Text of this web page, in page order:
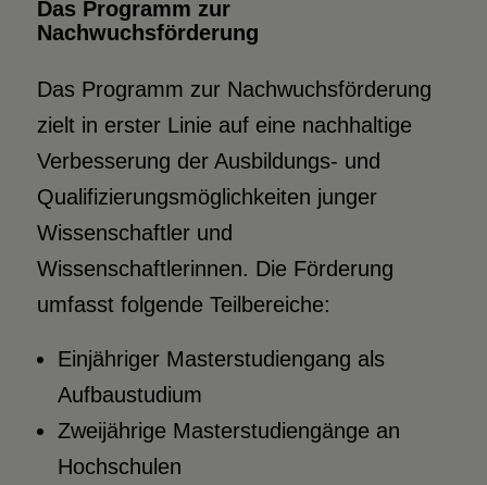
Das Programm zur
Nachwuchsförderung
Das Programm zur Nachwuchsförderung
zielt in erster Linie auf eine nachhaltige
Verbesserung der Ausbildungs- und
Qualifizierungsmöglichkeiten junger
Wissenschaftler und
Wissenschaftlerinnen. Die Förderung
umfasst folgende Teilbereiche:
Einjähriger Masterstudiengang als
Aufbaustudium
Zweijährige Masterstudiengänge an
Hochschulen